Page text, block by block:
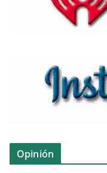
Opinión